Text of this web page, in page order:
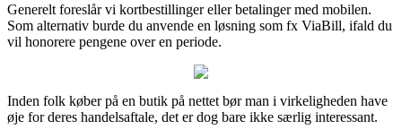
Generelt foreslår vi kortbestillinger eller betalinger med mobilen.
Som alternativ burde du anvende en løsning som fx ViaBill, ifald du
vil honorere pengene over en periode.
Inden folk køber på en butik på nettet bør man i virkeligheden have
øje for deres handelsaftale, det er dog bare ikke særlig interessant.